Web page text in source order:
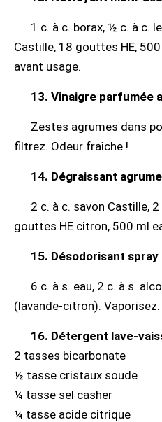
1 c. à c. borax, ½ c. à c.
Castille, 18 gouttes HE,
avant usage.
13. Vinaigre parfumée
Zestes agrumes dans
filtrez. Odeur fraîche !
14. Dégraissant
2 c. à c. savon Castille,
gouttes HE citron, 500 ml
15. Désodorisant spray
6 c. à s. eau, 2 c. à s.
(lavande-citron). Vaporisez.
16. Détergent lave-
2 tasses bicarbonate
½ tasse cristaux soude
¼ tasse sel casher
¼ tasse acide citrique